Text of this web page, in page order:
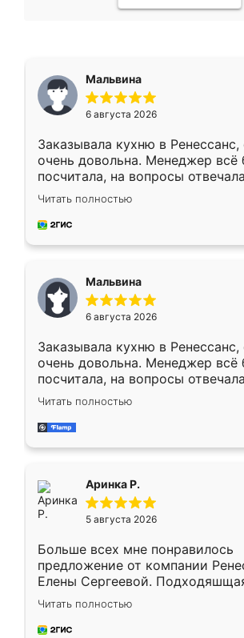
Мальвина
6 августа 2026
Заказывала кухню в Ренессанс,
очень довольна. Менеджер всё
посчитала, на вопросы
Замерщик приехал в субботу,
делу со всей
за день, ребята работали
Читать полностью
Мальвина
6 августа 2026
Заказывала кухню в Ренессанс,
очень довольна. Менеджер всё
посчитала, на вопросы
Замерщик приехал в субботу,
делу со всей
за день, ребята работали
Читать полностью
Аринка Р.
5 августа 2026
Больше всех мне понравилось
предложение от компании
Елены Сергеевой.
короткие сроки изготовления.
для замера сотрудник Владислав
предложил по моему эскизу
Читать полностью